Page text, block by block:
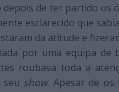
de ter partido os
esclarecido que
da atitude e
por uma equipa de
roubava toda a
show. Apesar de os